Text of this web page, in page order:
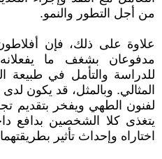
من أجل التطور والنمو.
علاوة على ذلك، فإن
مدفوعان بشغف ما
للدراسة والتأمل في طبيعة
المثالي. وبالمثل، قد يكون
لفنون الطهي ويفخر بتقديم
يتغذى كلا الشخصين بدافع
اختاراه وإحداث تأثير